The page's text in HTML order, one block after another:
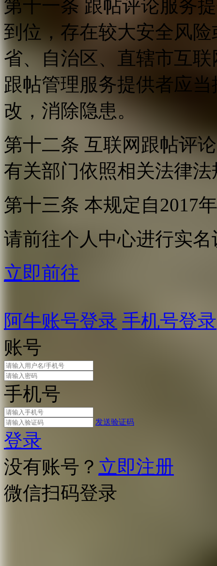
第十一条 跟帖评论服务
到位，存在较大安全风
省、自治区、直辖市互
跟帖管理服务提供者应
改，消除隐患。
第十二条 互联网跟帖评
有关部门依照相关法律
第十三条 本规定自2017
请前往个人中心进行实名
立即前往
阿牛账号登录 手机号登录
账号
手机号
发送验证码
登录
没有账号？ 立即注册
微信扫码登录